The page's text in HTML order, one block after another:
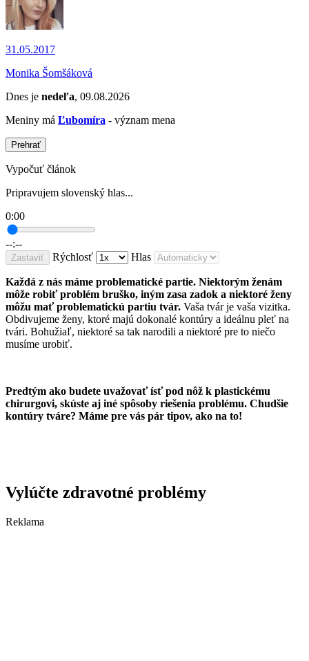
31.05.2017
Monika Šomšáková
Dnes je nedeľa, 09.08.2026
Meniny má Ľubomíra - význam mena
Prehrať
Vypočuť článok
Pripravujem slovenský hlas...
0:00
--:--
Zastaviť Rýchlosť Hlas
Každá z nás máme problematické partie. Niektorým ženám
môže robiť problém bruško, iným zasa zadok a niektoré ženy
môžu mať problematickú partiu tvár. Vaša tvár je vaša vizitka.
Obdivujeme ženy, ktoré majú dokonalé kontúry a ideálnu pleť na
tvári. Bohužiaľ, niektoré sa tak narodili a niektoré pre to niečo
musíme urobiť.
Predtým ako budete uvažovať ísť pod nôž k plastickému
chirurgovi, skúste aj iné spôsoby riešenia problému. Chudšie
kontúry tváre? Máme pre vás pár tipov, ako na to!
Vylúčte zdravotné problémy
Reklama